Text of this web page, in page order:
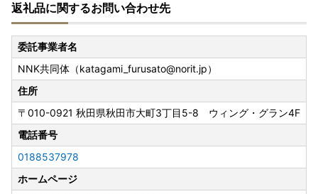
【返礼品の発送について】
ページの納期情報を目安に順次発送
※一部事業者はお盆期間中も発送業務を実施する場合があり
ます。
【返礼品のお問い合わせについて】
・8月10日（月）：〇
・8月11日（火）：✕
・8月12日（水）：〇
・8月13日（木）～16日（日）：✕
・8月17日（月）：〇
※営業日は通常営業となります
返礼品に関するお問い合わせ先
委託事業者名
NNK共同体（katagami_furusato@norit.jp）
住所
〒010-0921 秋田県秋田市大町3丁目5-8 ウィング・グラン4F
電話番号
0188537978
ホームページ